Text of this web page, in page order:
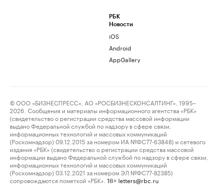
РБК
Новости
iOS
Android
AppGallery
© ООО «БИЗНЕСПРЕСС», АО «РОСБИЗНЕСКОНСАЛТИНГ», 1995–
2026. Сообщения и материалы информационного агентства «РБК»
(свидетельство о регистрации средства массовой информации
выдано Федеральной службой по надзору в сфере связи,
информационных технологий и массовых коммуникаций
(Роскомнадзор) 09.12.2015 за номером ИА №ФС77-63848) и сетевого
издания «РБК» (свидетельство о регистрации средства массовой
информации выдано Федеральной службой по надзору в сфере связи,
информационных технологий и массовых коммуникаций
(Роскомнадзор) 03.12.2021 за номером ЭЛ №ФС77-82385)
сопровождаются пометкой «РБК».
18+ letters@rbc.ru